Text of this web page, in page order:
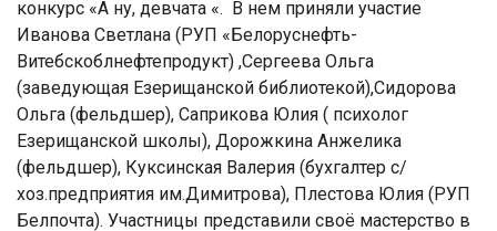
конкурс «А ну, девчата «. В нем приняли участие
Иванова Светлана (РУП «Белоруснефть-
Витебскоблнефтепродукт) ,Сергеева Ольга
(заведующая Езерищанской библиотекой),Сидорова
Ольга (фельдшер), Саприкова Юлия ( психолог
Езерищанской школы), Дорожкина Анжелика
(фельдшер), Куксинская Валерия (бухгалтер с/
хоз.предприятия им.Димитрова), Плестова Юлия (РУП
Белпочта). Участницы представили своё мастерство в